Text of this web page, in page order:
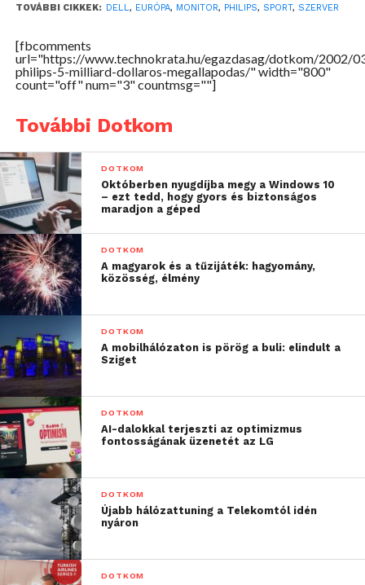
TOVÁBBI CIKKEK: DELL, EURÓPA, MONITOR, PHILIPS, SPORT, SZERVER
[fbcomments
url="https://www.technokrata.hu/egazdasag/dotkom/2002/
philips-5-milliard-dollaros-megallapodas/" width="800"
count="off" num="3" countmsg=""]
További Dotkom
DOTKOM
Októberben nyugdíjba megy a Windows 10
– ezt tedd, hogy gyors és biztonságos
maradjon a géped
DOTKOM
A magyarok és a tűzijáték: hagyomány,
közösség, élmény
DOTKOM
A mobilhálózaton is pörög a buli: elindult a
Sziget
DOTKOM
AI-dalokkal terjeszti az optimizmus
fontosságának üzenetét az LG
DOTKOM
Újabb hálózattuning a Telekomtól idén
nyáron
DOTKOM